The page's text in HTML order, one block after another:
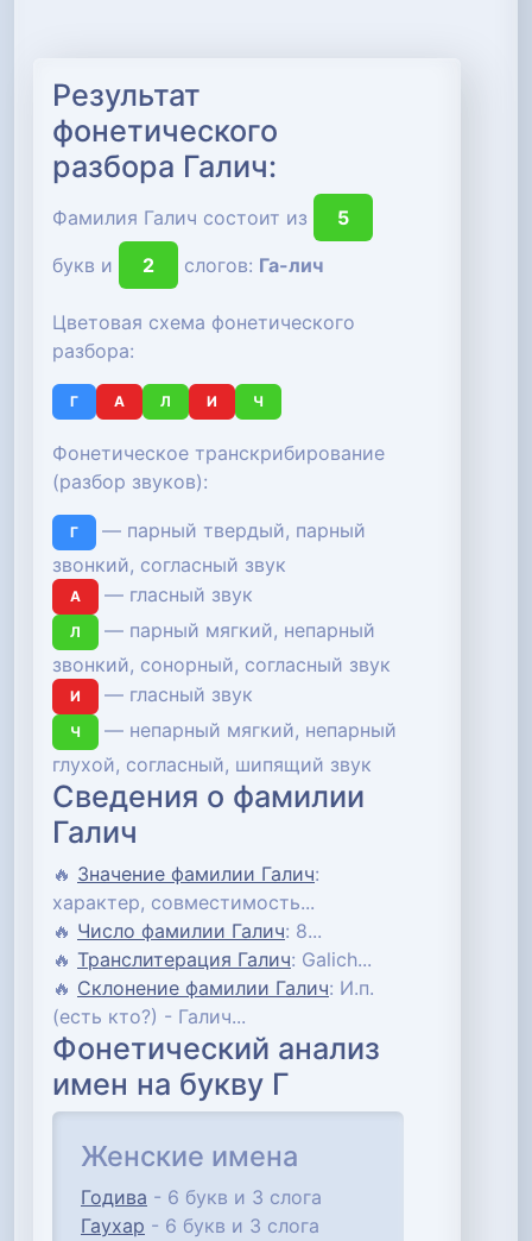
Результат
фонетического
разбора Галич:
Фамилия Галич состоит из
5
букв и
2 слогов: Га-лич
Цветовая схема фонетического
разбора:
Г А Л И Ч
Фонетическое транскрибирование
(разбор звуков):
Г
— парный твердый, парный
звонкий, согласный звук
А — гласный звук
Л
— парный мягкий, непарный
звонкий, сонорный, согласный звук
И — гласный звук
Ч
— непарный мягкий, непарный
глухой, согласный, шипящий звук
Сведения о фамилии
Галич
🔥 Значение фамилии Галич:
характер, совместимость...
🔥 Число фамилии Галич: 8...
🔥 Транслитерация Галич: Galich...
🔥 Склонение фамилии Галич: И.п.
(есть кто?) - Галич...
Фонетический анализ
имен на букву Г
Женские имена
Годива - 6 букв и 3 слога
Гаухар - 6 букв и 3 слога